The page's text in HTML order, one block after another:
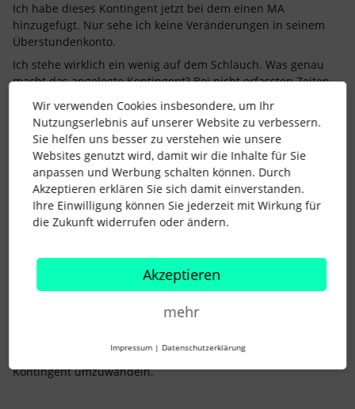
Ich habe dieses Kontingent jetzt bei dem einen MA
hinzugefügt. Nur sehe ich keine Veränderungen in seinem
Überstundenkonto.
Ich stehe wirklich ein wenig auf dem Schlauch. Was genau
macht das angelegte Kontingent? Bei nicht erfassten Zeiten
an Tagen, die mit der Abwesenheitsart “Überstundenabbau”
wird das Überstundenbudget benutzt?
Muss dennoch das 0:00 - 0:00 eingegeben werden?
VG Nadine
ok, dann dürfte das Problem jetzt sein die Überstunden in ein
Kontingent umzuwandeln.
Wir verwenden Cookies insbesondere, um Ihr
Nutzungserlebnis auf unserer Website zu verbessern.
Sie helfen uns besser zu verstehen wie unsere
Websites genutzt wird, damit wir die Inhalte für Sie
anpassen und Werbung schalten können. Durch
Akzeptieren erklären Sie sich damit einverstanden.
Ihre Einwilligung können Sie jederzeit mit Wirkung für
die Zukunft widerrufen oder ändern.
Akzeptieren
mehr
Impressum | Datenschutzerklärung